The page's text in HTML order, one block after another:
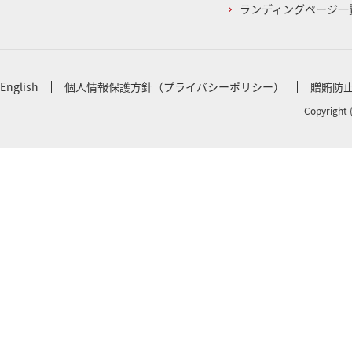
ランディングページ一
English 個人情報保護方針（プライバシーポリシー） 贈賄防
Copyright